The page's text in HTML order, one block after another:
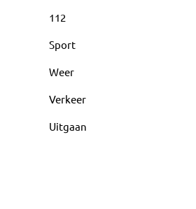
112
Sport
Weer
Verkeer
Uitgaan